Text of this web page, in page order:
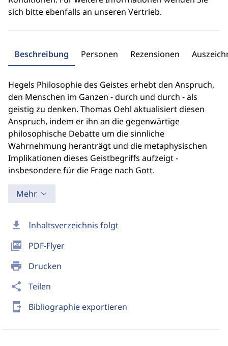
download Inhaltsverzeichnis folgt
picture_as_pdf PDF-Flyer
print Drucken
share Teilen
send_to_mobile Bibliographie exportieren
sich bitte ebenfalls an unseren Vertrieb.
Beschreibung Personen Rezensionen
Hegels Philosophie des Geistes erhebt den Anspruch,
den Menschen im Ganzen - durch und durch - als
geistig zu denken. Thomas Oehl aktualisiert diesen
Anspruch, indem er ihn an die gegenwärtige
philosophische Debatte um die sinnliche
Wahrnehmung heranträgt und die metaphysischen
Implikationen dieses Geistbegriffs aufzeigt -
insbesondere für die Frage nach Gott.
Mehr